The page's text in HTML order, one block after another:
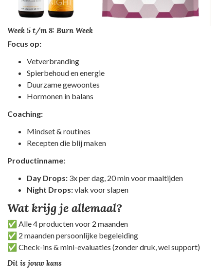
Week 5 t/m 8: Burn Week
Focus op:
Vetverbranding
Spierbehoud en energie
Duurzame gewoontes
Hormonen in balans
Coaching:
Mindset & routines
Recepten die blij maken
Productinname:
Day Drops: 3x per dag, 20 min voor maaltijden
Night Drops:vlak voor slapen
Wat krijg je allemaal?
✅ Alle 4 producten voor 2 maanden
✅ 2 maanden persoonlijke begeleiding
✅ Check-ins & mini-evaluaties (zonder druk, wel support)
Dit is jouw kans